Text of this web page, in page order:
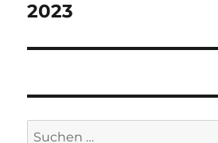
Beitrag:
2023
Suchen